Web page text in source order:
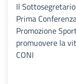
Il
Prima
Promozione
promuovere la
CONI